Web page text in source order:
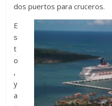
dos puertos para cruceros.
E
s
t
o
,
y
a